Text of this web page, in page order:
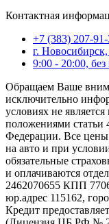
Контактная
+7 (383) 207-
г.
9:00 - 20:00,
Обращаем Ваше
исключительно
условиях не
положениями статьи
Федерации. Все цены
на авто и при
обязательные
и оплачиваются
2462070655 КПП
юр.адрес 115162,
Кредит